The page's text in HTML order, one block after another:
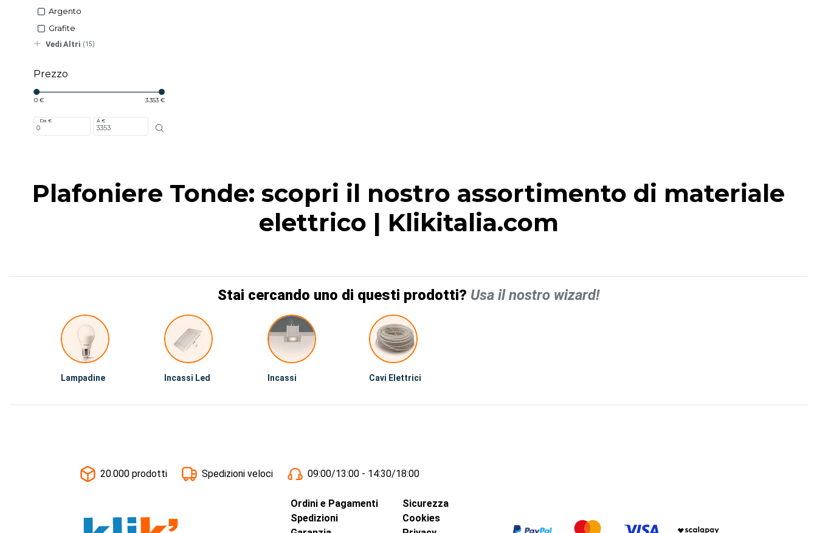
Argento
Grafite
Vedi Altri (15)
Prezzo
0 € 3.353 €
Da € A €
Plafoniere Tonde: scopri il nostro assortimento di materiale
elettrico | Klikitalia.com
Stai cercando uno di questi prodotti? Usa il nostro wizard!
Lampadine Incassi Led Incassi Cavi Elettrici
20.000 prodotti Spedizioni veloci 09:00/13:00 - 14:30/18:00
Ordini e Pagamenti
Spedizioni
Sicurezza
Cookies